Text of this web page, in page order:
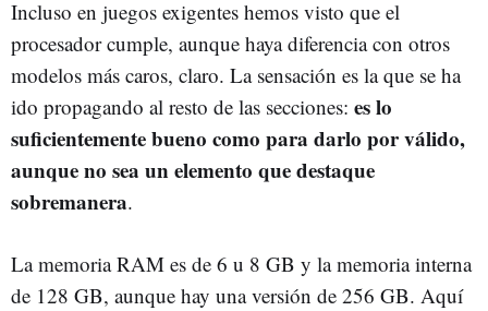
Incluso en juegos exigentes hemos visto que el
procesador cumple, aunque haya diferencia con otros
modelos más caros, claro. La sensación es la que se ha
ido propagando al resto de las secciones: es lo
suficientemente bueno como para darlo por válido,
aunque no sea un elemento que destaque
sobremanera.
La memoria RAM es de 6 u 8 GB y la memoria interna
de 128 GB, aunque hay una versión de 256 GB. Aquí